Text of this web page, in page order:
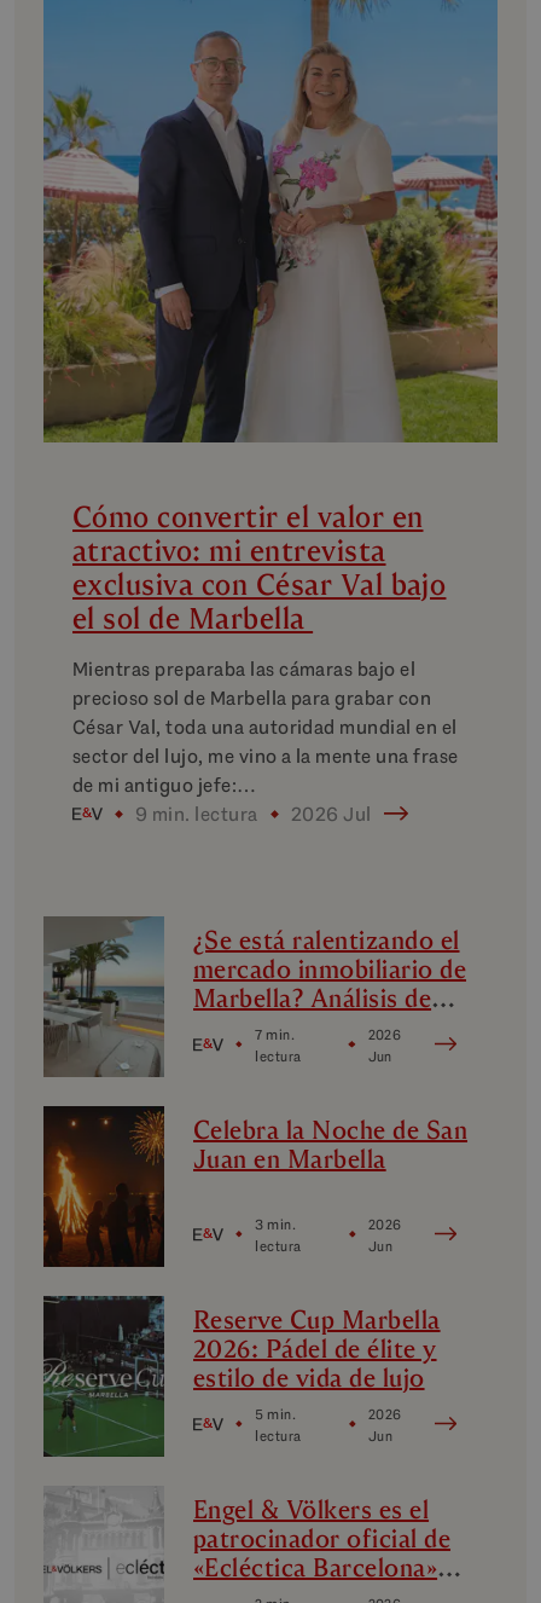
Cómo convertir el valor en
atractivo: mi entrevista
exclusiva con César Val bajo
el sol de Marbella
Mientras preparaba las cámaras bajo el
precioso sol de Marbella para grabar con
César Val, toda una autoridad mundial en el
sector del lujo, me vino a la mente una frase
de mi antiguo jefe:…
9 min. lectura
2026 Jul
¿Se está ralentizando el
mercado inmobiliario de
Marbella? Análisis de
los micromercados de
lujo de Marbella
7 min.
lectura
2026
Jun
Celebra la Noche de San
Juan en Marbella
3 min.
lectura
2026
Jun
Reserve Cup Marbella
2026: Pádel de élite y
estilo de vida de lujo
5 min.
lectura
2026
Jun
Engel & Völkers es el
patrocinador oficial de
«Ecléctica Barcelona»: